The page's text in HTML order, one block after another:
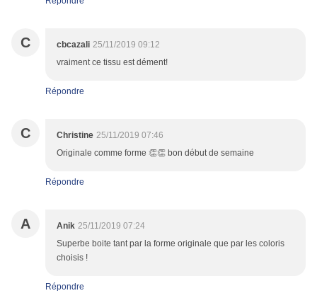
C cbcazali 25/11/2019 09:12
vraiment ce tissu est dément!
Répondre
C Christine 25/11/2019 07:46
Originale comme forme 👏👏 bon début de semaine
Répondre
A Anik 25/11/2019 07:24
Superbe boite tant par la forme originale que par les coloris
choisis !
Répondre